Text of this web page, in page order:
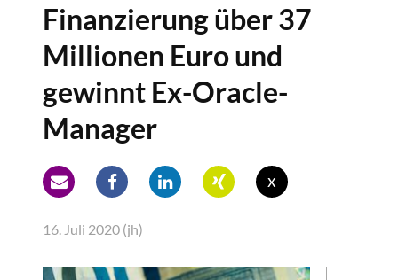
Finanzierung über 37
Millionen Euro und
gewinnt Ex-Oracle-
Manager
x
16. Juli 2020 (jh)